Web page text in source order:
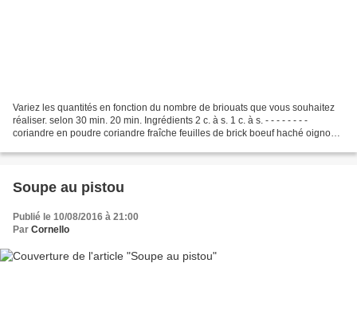
Variez les quantités en fonction du nombre de briouats que vous souhaitez
réaliser. selon 30 min. 20 min. Ingrédients 2 c. à s. 1 c. à s. - - - - - - - -
coriandre en poudre coriandre fraîche feuilles de brick boeuf haché oignons
Soupe au pistou
Publié le 10/08/2016 à 21:00
Par Cornello